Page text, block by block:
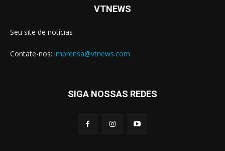
VTNEWS
Seu site de notícias
Contate-nos: imprensa@vtnews.com
SIGA NOSSAS REDES